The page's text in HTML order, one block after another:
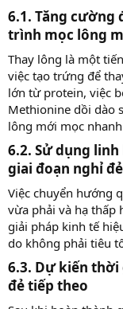
6.1. Tăng cường
trình mọc lông
Thay lông là một
việc tạo trứng để
lớn từ protein, việc
Methionine dồi dào
lông mới mọc
6.2. Sử dụng
giai đoạn nghỉ đẻ​
Việc chuyển hướng
vừa phải và hạ thấp
giải pháp kinh tế
do không phải tiêu
6.3. Dự kiến thời
đẻ tiếp theo​